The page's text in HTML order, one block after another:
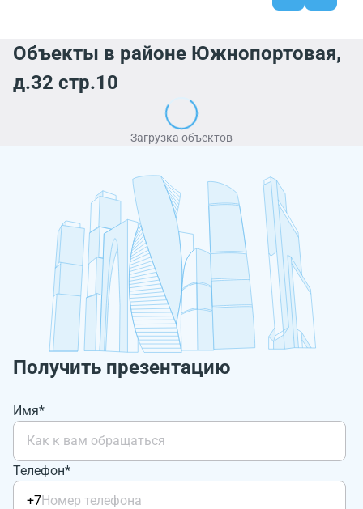
Объекты в районе Южнопортовая,
д.32 стр.10
Загрузка объектов
Получить презентацию
Имя*
Телефон*
+7